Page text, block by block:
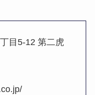
目5-12 第二虎